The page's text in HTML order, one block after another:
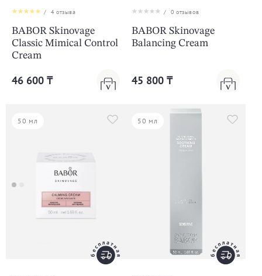
/ 4отзыва
BABOR Skinovage
Classic Mimical Control
Cream
46 600 ₸
/ 0 отзывов
BABOR Skinovage
Balancing Cream
45 800 ₸
50 мл 50 мл